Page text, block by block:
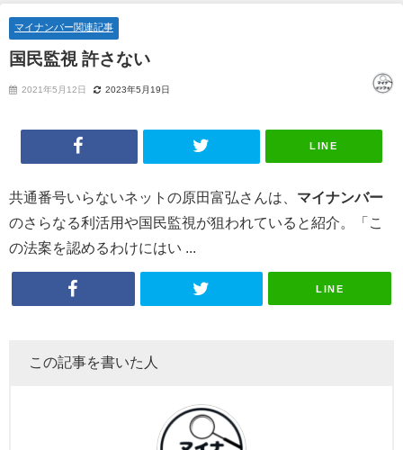
マイナンバー関連記事
国民監視 許さない
2021年5月12日 2023年5月19日
LINE
共通番号いらないネットの原田富弘さんは、 マイナンバー
のさらなる利活用や国民監視が狙われていると紹介。「こ
の法案を認めるわけにはい ...
LINE
この記事を書いた人